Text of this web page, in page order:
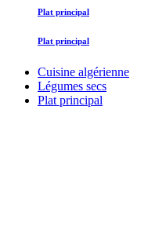
Plat principal
Plat principal
Cuisine algérienne
Légumes secs
Plat principal